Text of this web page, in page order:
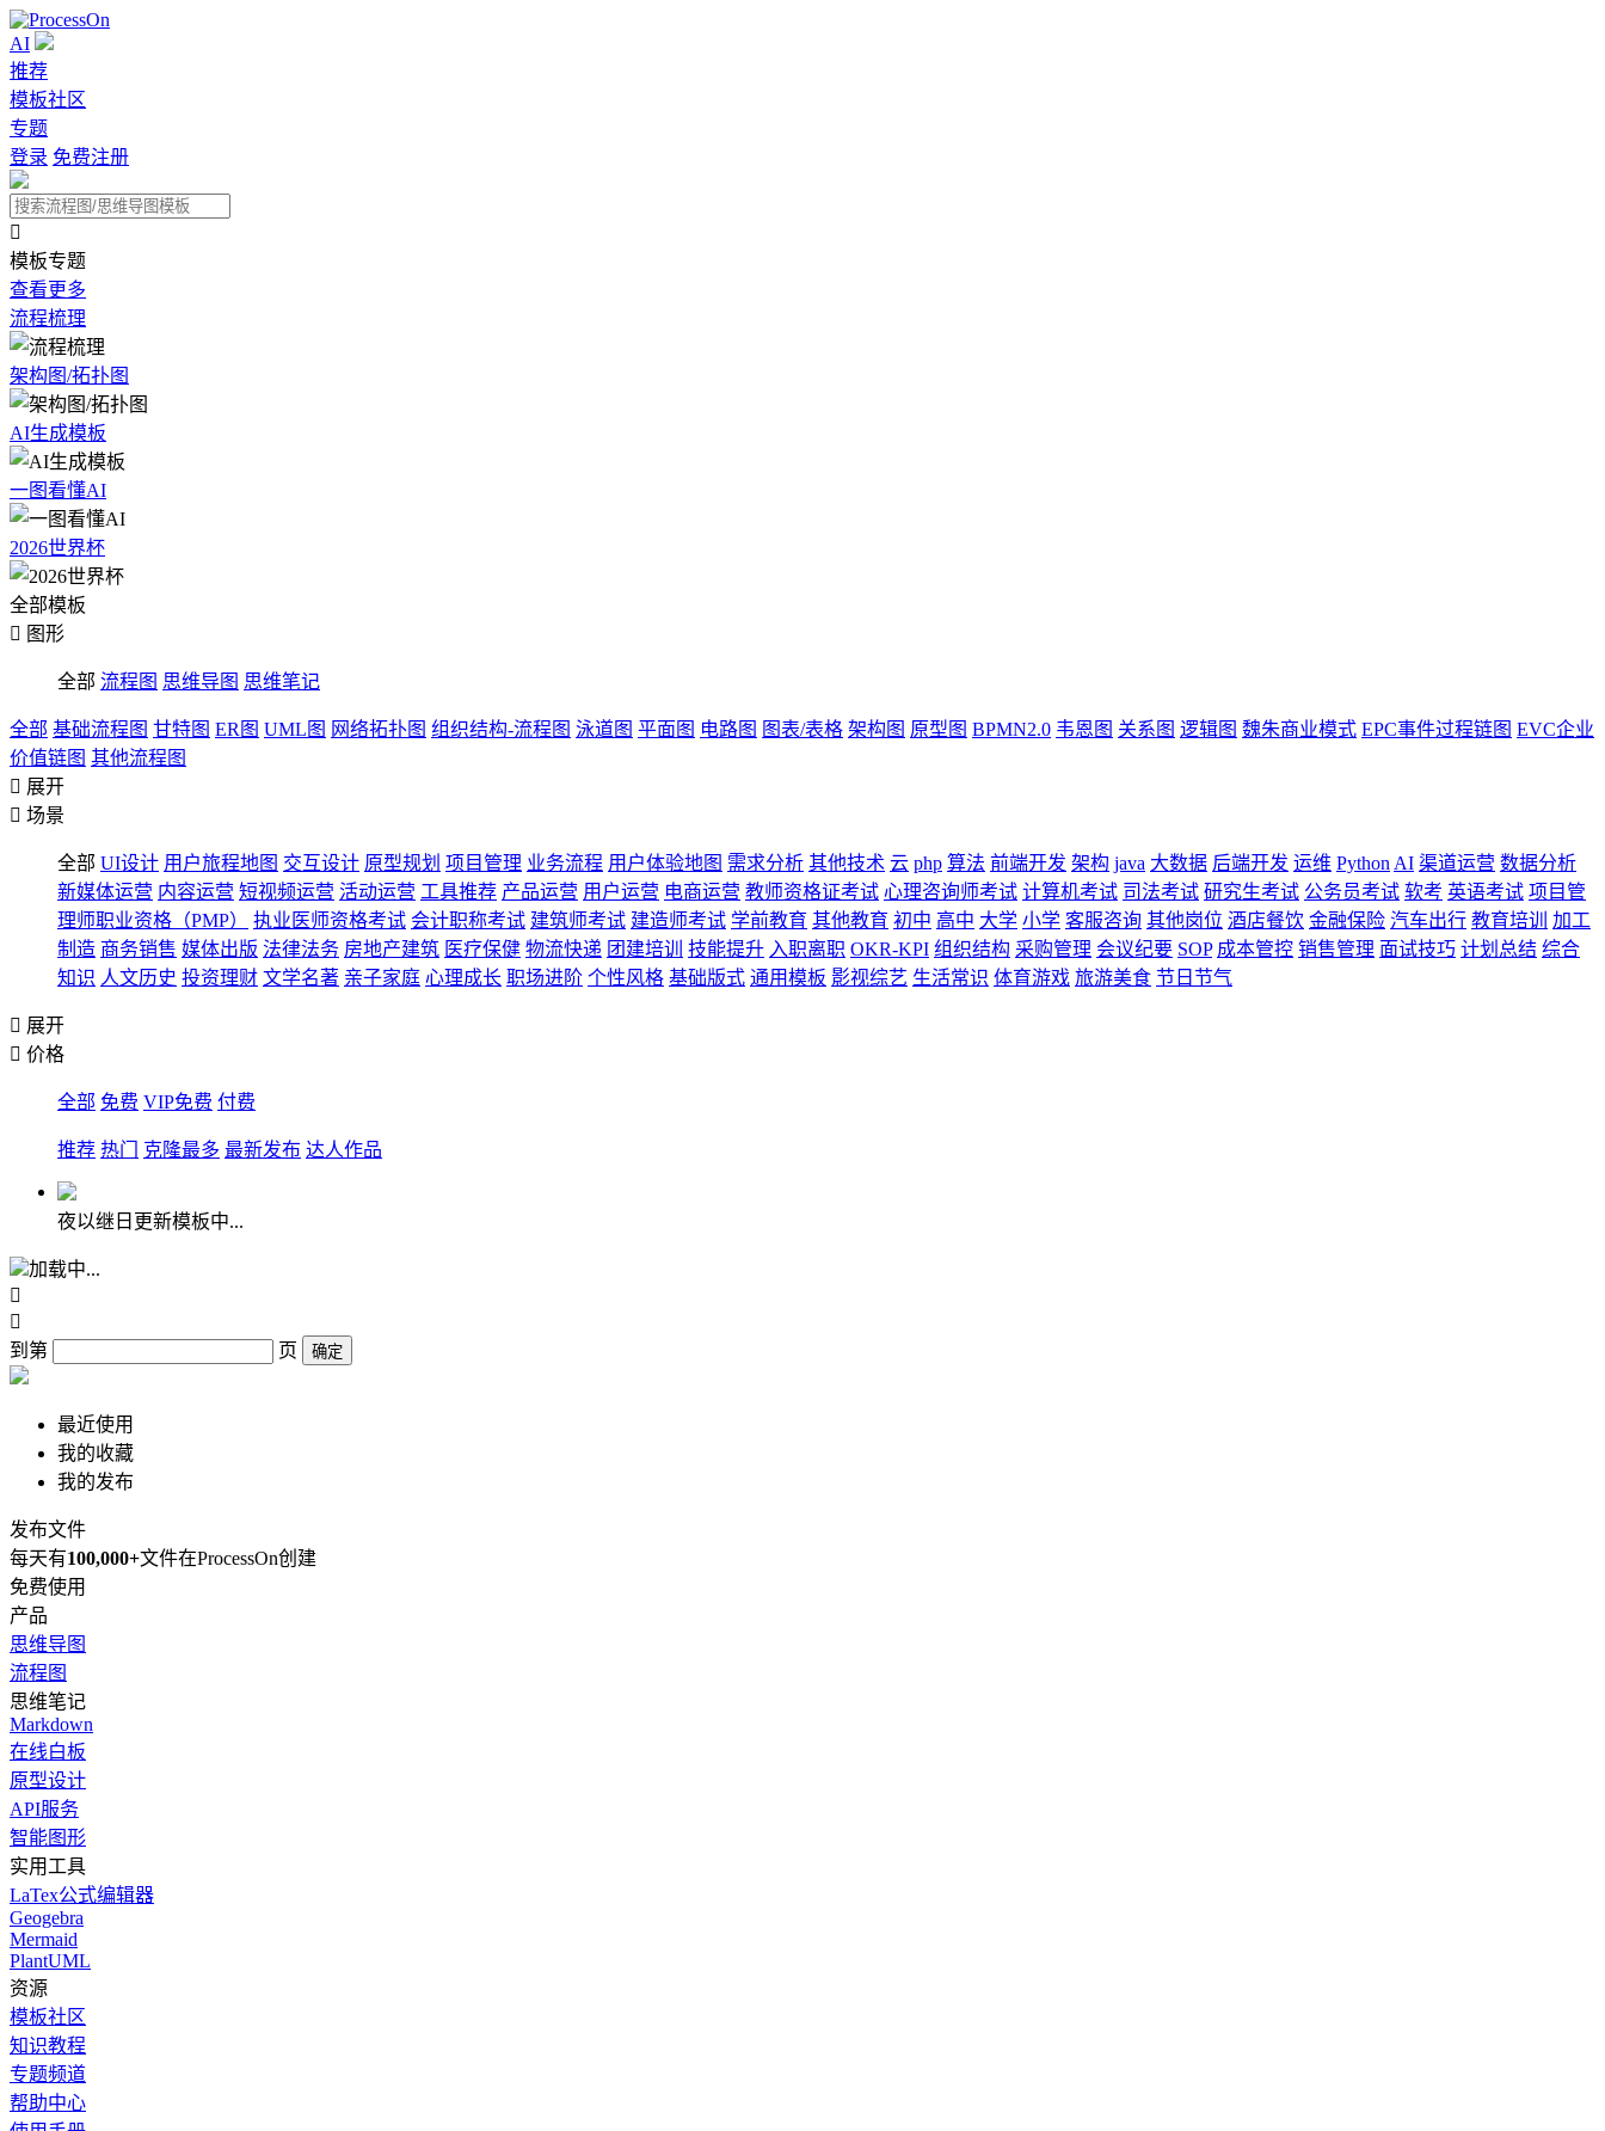
AI
推荐
模板社区
专题
登录 免费注册

模板专题
查看更多
流程梳理
架构图/拓扑图
AI生成模板
一图看懂AI
2026世界杯
全部模板
 图形
全部 流程图 思维导图 思维笔记
全部 基础流程图 甘特图 ER图 UML图 网络拓扑图 组织结构-流程图 泳道图 平面图 电路图 图表/表格 架构图 原型图 BPMN2.0 韦恩图 关系图 逻辑图 魏朱商业模式 EPC事件过程链图 EVC企业
价值链图 其他流程图
 展开
 场景
全部 UI设计 用户旅程地图 交互设计 原型规划 项目管理 业务流程 用户体验地图 需求分析 其他技术 云 php 算法 前端开发 架构 java 大数据 后端开发 运维 Python AI 渠道运营 数据分析
新媒体运营 内容运营 短视频运营 活动运营 工具推荐 产品运营 用户运营 电商运营 教师资格证考试 心理咨询师考试 计算机考试 司法考试 研究生考试 公务员考试 软考 英语考试 项目管
理师职业资格（PMP）
执业医师资格考试 会计职称考试 建筑师考试 建造师考试 学前教育 其他教育 初中 高中 大学 小学 客服咨询 其他岗位 酒店餐饮 金融保险 汽车出行 教育培训
加工
制造 商务销售 媒体出版 法律法务 房地产建筑 医疗保健 物流快递 团建培训 技能提升 入职离职 OKR-KPI 组织结构 采购管理 会议纪要 SOP 成本管控 销售管理 面试技巧 计划总结 综合
知识 人文历史 投资理财 文学名著 亲子家庭 心理成长 职场进阶 个性风格 基础版式 通用模板 影视综艺 生活常识 体育游戏 旅游美食 节日节气
 展开
 价格
全部 免费 VIP免费 付费
推荐 热门 克隆最多 最新发布 达人作品
夜以继日更新模板中...
加载中...


到第
页 确定
最近使用
我的收藏
我的发布
发布文件
每天有100,000+文件在ProcessOn创建
免费使用
产品
思维导图
流程图
思维笔记
Markdown
在线白板
原型设计
API服务
智能图形
实用工具
LaTex公式编辑器
Geogebra
Mermaid
PlantUML
资源
模板社区
知识教程
专题频道
帮助中心